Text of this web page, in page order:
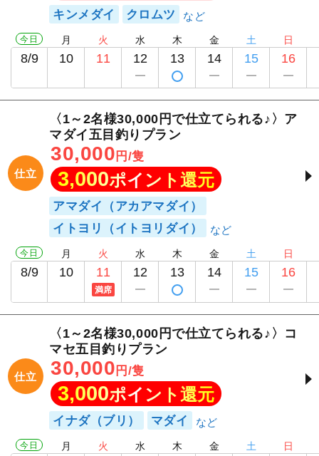
キンメダイ クロムツ
今日
8/9
月
10
火
11
水
12
木
13
金
14
土
15
日
16
仕立
〈1～2名様30,000円で仕立てられる♪〉ア
マダイ五目釣りプラン
30,000 円/隻
3,000ポイント還元
アマダイ（アカアマダイ）
イトヨリ（イトヨリダイ）
今日
8/9
月
10
火
11
満席
水
12
木
13
金
14
土
15
日
16
仕立
〈1～2名様30,000円で仕立てられる♪〉コ
マセ五目釣りプラン
30,000 円/隻
3,000ポイント還元
イナダ（ブリ） マダイ
今日 月 火 水 木 金 土 日